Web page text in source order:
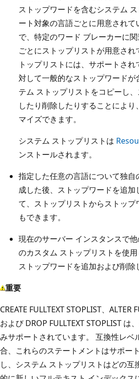
ストップワードを含むシステム
ート対象の言語ごとに用意され
で、特定のワード ブレーカーに
ごとにストップリストが用意され
トップリストには、サポートさ
対して一般的なストップワードが
テム ストップリストをコピーし
したり削除したりすることによ
マイズできます。
システム ストップリストは
ンストールされます。
指定した任意の言語について独
成した後、ストップワードを追加
て、ストップリストからストップ
もできます。
現在のサーバー インスタンスで
のカスタム ストップリストを使用
ストップワードを追加および削除
重要
CREATE FULLTEXT STOPLIST、ALTER
および DROP FULLTEXT STOPLIST は
みサポートされています。 互換性レベ
合、これらのステートメントはサポー
し、システム ストップリストはどの互